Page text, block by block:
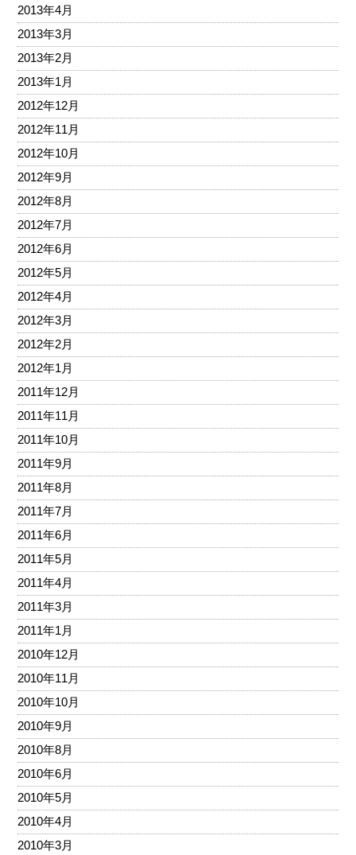
2013年4月
2013年3月
2013年2月
2013年1月
2012年12月
2012年11月
2012年10月
2012年9月
2012年8月
2012年7月
2012年6月
2012年5月
2012年4月
2012年3月
2012年2月
2012年1月
2011年12月
2011年11月
2011年10月
2011年9月
2011年8月
2011年7月
2011年6月
2011年5月
2011年4月
2011年3月
2011年1月
2010年12月
2010年11月
2010年10月
2010年9月
2010年8月
2010年6月
2010年5月
2010年4月
2010年3月